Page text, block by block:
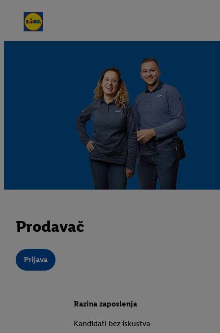
Prodavač
Prijava
Razina zaposlenja
Kandidati bez iskustva